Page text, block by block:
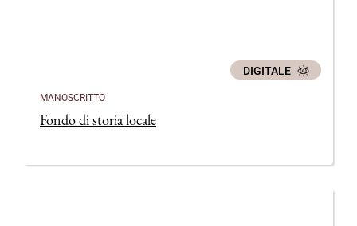
DIGITALE
MANOSCRITTO
Fondo di storia locale